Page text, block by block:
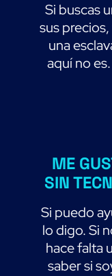
Si buscas
sus
una
aquí no
ME
SIN
Si puedo
lo digo. Si
hace falta
saber si